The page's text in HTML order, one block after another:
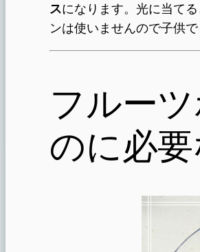
スになります。光に当て
ンは使いませんので子供で
フルー
のに必